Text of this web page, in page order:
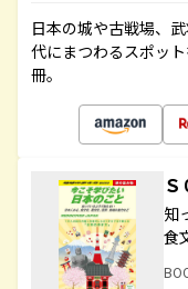
日本の城や古戦場、
代にまつわるスポッ
冊。
知
食